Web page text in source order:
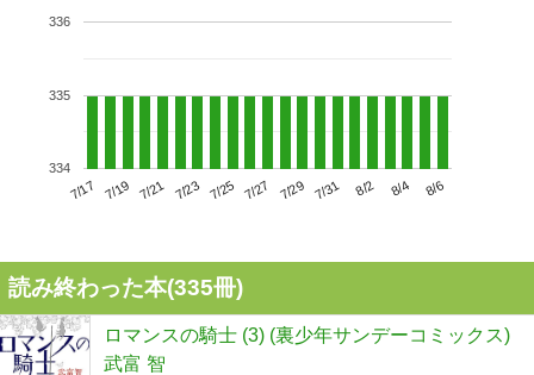
7/17 7/19 7/21 7/23 7/25 7/27 7/29 7/31 8/2 8/4 8/6
334
335
336
読み終わった本(335冊)
ロマンスの騎士 (3) (裏少年サンデーコミックス)
武富 智